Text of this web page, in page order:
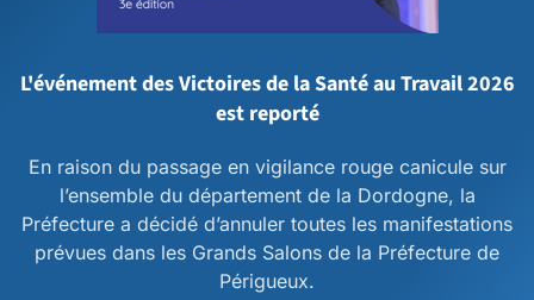
L'événement des Victoires de la Santé au Travail 2026
est reporté
En raison du passage en vigilance rouge canicule sur
l’ensemble du département de la Dordogne, la
Préfecture a décidé d’annuler toutes les manifestations
prévues dans les Grands Salons de la Préfecture de
Périgueux.